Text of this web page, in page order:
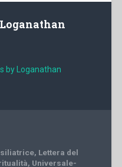
Loganathan
by Loganathan
, Lettera del
, Universale-